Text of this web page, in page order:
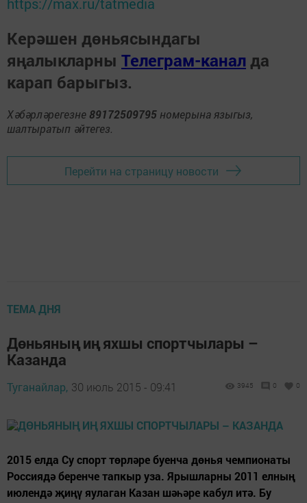
Керәшен дөньясындагы
яңалыкларны Телеграм-канал да
карап барыгыз.
Хәбәрләрегезне 89172509795 номерына языгыз,
шалтыратып әйтегез.
Перейти на страницу новости
ТЕМА ДНЯ
Дөньяның иң яхшы спортчылары –
Казанда
Туганайлар, 30 июль 2015 - 09:41 3945 0 0
2015 елда Су спорт төрләре буенча дөнья чемпионаты
Россиядә беренче тапкыр уза. Ярышларны 2011 елның
июлендә җиңү яулаган Казан шәһәре кабул итә. Бу